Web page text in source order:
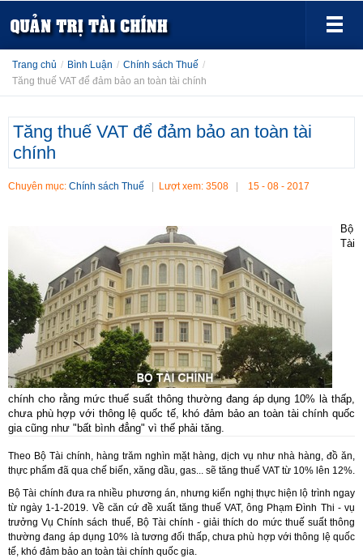
Trang chủ / Bình Luận / Chính sách Thuế /
Tăng thuế VAT để đảm bảo an toàn tài chính
Tăng thuế VAT để đảm bảo an toàn tài
chính
Chuyên mục: Chính sách Thuế Lượt xem: 3508 15 - 08 - 2017
Bộ
Tài
chính cho rằng mức thuế suất thông thường đang áp dụng 10% là thấp,
chưa phù hợp với thông lệ quốc tế, khó đảm bảo an toàn tài chính quốc
gia cũng như "bất bình đẳng" vì thế phải tăng.
Theo Bộ Tài chính, hàng trăm nghìn mặt hàng, dịch vụ như nhà hàng, đồ ăn,
thực phẩm đã qua chế biến, xăng dầu, gas... sẽ tăng thuế VAT từ 10% lên 12%.
Bộ Tài chính đưa ra nhiều phương án, nhưng kiến nghị thực hiện lộ trình ngay
từ ngày 1-1-2019. Về căn cứ đề xuất tăng thuế VAT, ông Phạm Đình Thi - vụ
trưởng Vụ Chính sách thuế, Bộ Tài chính - giải thích do mức thuế suất thông
thường đang áp dụng 10% là tương đối thấp, chưa phù hợp với thông lệ quốc
tế, khó đảm bảo an toàn tài chính quốc gia.